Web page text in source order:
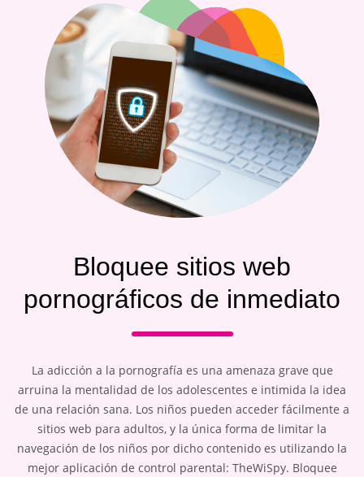
Bloquee sitios web
pornográficos de inmediato
La adicción a la pornografía es una amenaza grave que
arruina la mentalidad de los adolescentes e intimida la idea
de una relación sana. Los niños pueden acceder fácilmente a
sitios web para adultos, y la única forma de limitar la
navegación de los niños por dicho contenido es utilizando la
mejor aplicación de control parental: TheWiSpy. Bloquee